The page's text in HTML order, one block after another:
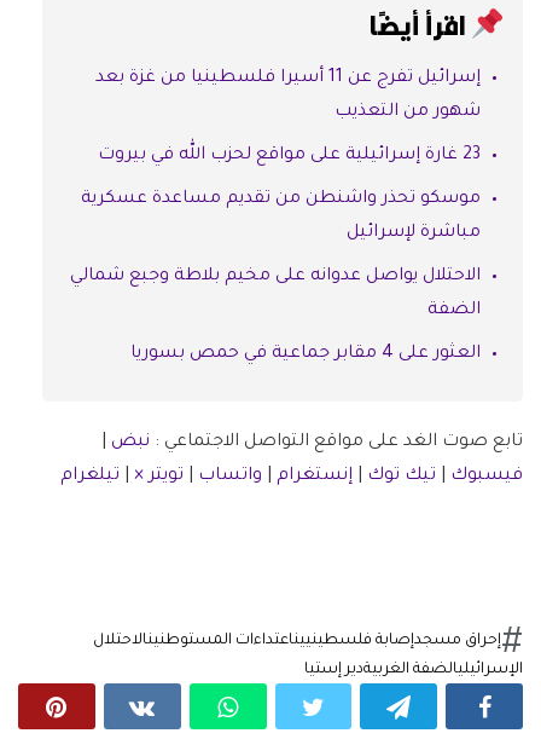
اقرأ أيضًا
إسرائيل تفرج عن 11 أسيرا فلسطينيا من غزة بعد
شهور من التعذيب
23 غارة إسرائيلية على مواقع لحزب الله في بيروت
موسكو تحذر واشنطن من تقديم مساعدة عسكرية
مباشرة لإسرائيل
الاحتلال يواصل عدوانه على مخيم بلاطة وجبع شمالي
الضفة
العثور على 4 مقابر جماعية في حمص بسوريا
تابع صوت الغد على مواقع التواصل الاجتماعي : نبض
فيسبوك
تيك توك إنستغرام واتساب تويتر × تيلغرام
إحراق مسجدإصابة فلسطينييناعتداءات المستوطنينالاحتلال
الإسرائيليالضفة الغربيةدير إستيا